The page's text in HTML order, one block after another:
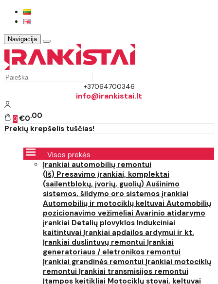
Navigacija
+37064700346
info@irankistai.lt
0 €0 00
Prekių krepšelis tuščias!
Visos prekės
Įrankiai automobilių remontui
(Iš) Presavimo įrankiai, komplektai
(sailentblokų, įvorių, guolių) Aušinimo
sistemos, šildymo oro sistemos įrankiai
Automobilių ir motociklų keltuvai Automobilių
pozicionavimo vežimėliai Avarinio atidarymo
įrankiai Detalių plovyklos Indukciniai
kaitintuvai Įrankiai apdailos ardymui ir kt.
Įrankiai duslintuvų remontui Įrankiai
generatoriaus / eletronikos remontui
Įrankiai grandinės remontui Įrankiai motociklų
remontui Įrankiai transmisijos remontui
Įtampos keitikliai Motociklų stovai, keltuvai